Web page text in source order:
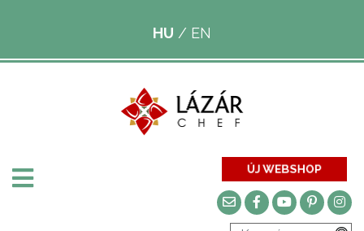
HU / EN
ÚJ WEBSHOP